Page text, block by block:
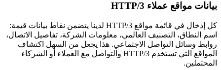
بيانات مواقع عملاء HTTP/3
كل إدخال في قائمة مواقع HTTP/3 لدينا يتضمن نقاط بيانات قيمة:
اسم النطاق، التصنيف العالمي، معلومات الشركة، تفاصيل الاتصال،
روابط وسائل التواصل الاجتماعي. هذا يجعل من السهل اكتشاف
المواقع التي تستخدم HTTP/3 والتواصل مع العملاء أو الشركاء
المحتملين.